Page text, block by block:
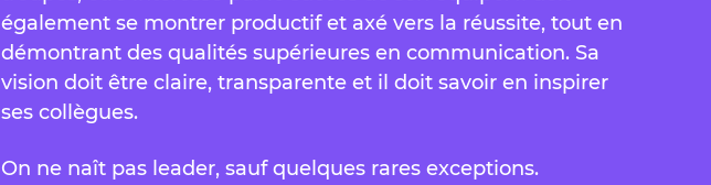
également se montrer productif et axé vers la réussite, tout en
démontrant des qualités supérieures en communication. Sa
vision doit être claire, transparente et il doit savoir en inspirer
ses collègues.
On ne naît pas leader, sauf quelques rares exceptions.